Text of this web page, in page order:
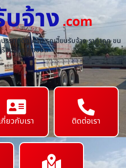
จ้าง.com
บรรทุกติดเครน รถเฮี๊ยบรับจ้าง ราคาถูก ขน
รื่องจักร ทุกชนิด
กี่ยวกับเรา ติดต่อเรา